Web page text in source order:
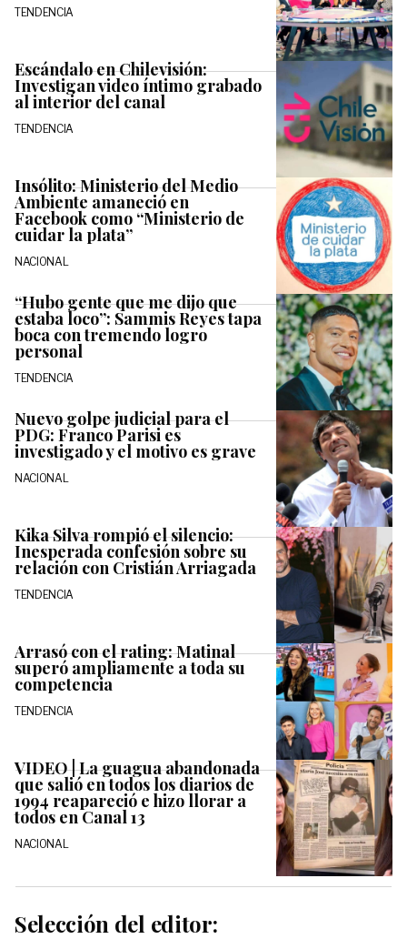
TENDENCIA
Escándalo en Chilevisión:
Investigan video íntimo grabado
al interior del canal
TENDENCIA
Insólito: Ministerio del Medio
Ambiente amaneció en
Facebook como “Ministerio de
cuidar la plata”
NACIONAL
“Hubo gente que me dijo que
estaba loco”: Sammis Reyes tapa
boca con tremendo logro
personal
TENDENCIA
Nuevo golpe judicial para el
PDG: Franco Parisi es
investigado y el motivo es grave
NACIONAL
Kika Silva rompió el silencio:
Inesperada confesión sobre su
relación con Cristián Arriagada
TENDENCIA
Arrasó con el rating: Matinal
superó ampliamente a toda su
competencia
TENDENCIA
VIDEO | La guagua abandonada
que salió en todos los diarios de
1994 reapareció e hizo llorar a
todos en Canal 13
NACIONAL
Selección del editor: